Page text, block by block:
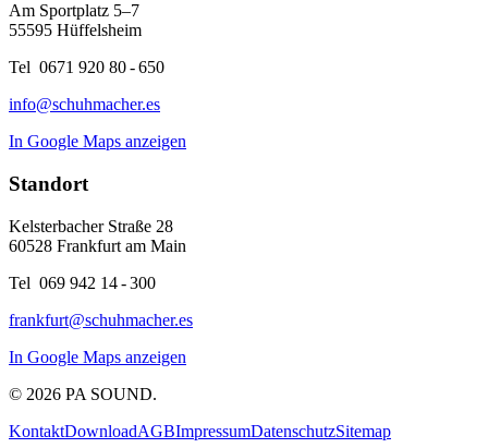
Am Sportplatz 5–7
55595 Hüffelsheim
Tel 0671 920 80 - 650
info@schuhmacher.es
In Google Maps anzeigen
Standort
Kelsterbacher Straße 28
60528 Frankfurt am Main
Tel 069 942 14 - 300
frankfurt@schuhmacher.es
In Google Maps anzeigen
© 2026 PA SOUND.
KontaktDownloadAGBImpressumDatenschutzSitemap